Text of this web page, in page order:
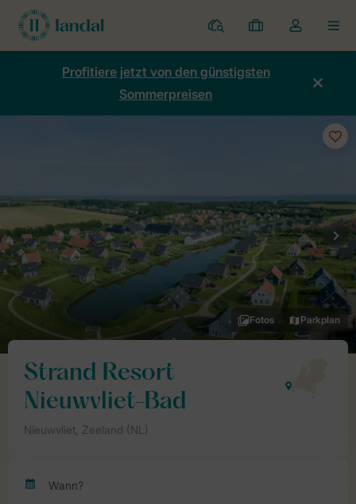
Ferienparks
Meine
Buchungen
Dropdown-
Menü
Kontos
Profitiere jetzt von den günstigsten
Sommerpreisen